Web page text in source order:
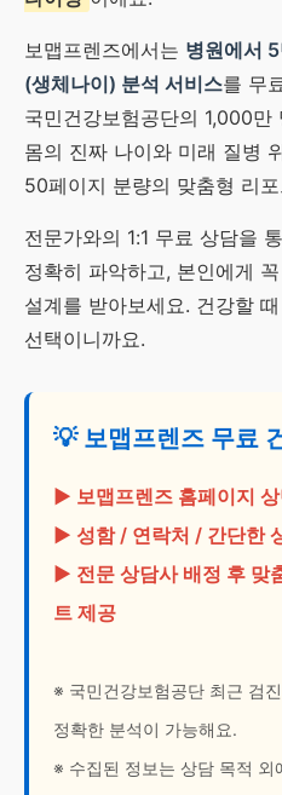
보맵프렌즈에서는 병원에서
(생체나이) 분석 서비스를 무
국민건강보험공단의 1,000만
몸의 진짜 나이와 미래 질병
50페이지 분량의 맞춤형 리
전문가와의 1:1 무료 상담을
정확히 파악하고, 본인에게
설계를 받아보세요. 건강할
선택이니까요.
💡 보맵프렌즈 무료
▶ 보맵프렌즈 홈페이지
▶ 성함 / 연락처 / 간단한
▶ 전문 상담사 배정 후 맞
트 제공
※ 국민건강보험공단 최근 검
정확한 분석이 가능해요.
※ 수집된 정보는 상담 목적 외